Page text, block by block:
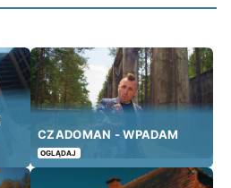
CZADOMAN - WPADAM
OGLĄDAJ